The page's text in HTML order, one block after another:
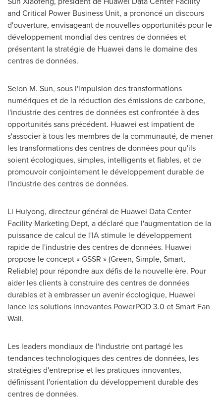
and Critical Power Business Unit, a prononcé un discours
d'ouverture, envisageant de nouvelles opportunités pour le
développement mondial des centres de données et
présentant la stratégie de Huawei dans le domaine des
centres de données.
Selon M. Sun, sous l'impulsion des transformations
numériques et de la réduction des émissions de carbone,
l'industrie des centres de données est confrontée à des
opportunités sans précédent. Huawei est impatient de
s'associer à tous les membres de la communauté, de mener
les transformations des centres de données pour qu'ils
soient écologiques, simples, intelligents et fiables, et de
promouvoir conjointement le développement durable de
l'industrie des centres de données.
Li Huiyong, directeur général de Huawei Data Center
Facility Marketing Dept, a déclaré que l'augmentation de la
puissance de calcul de l'IA stimule le développement
rapide de l'industrie des centres de données. Huawei
propose le concept « GSSR » (Green, Simple, Smart,
Reliable) pour répondre aux défis de la nouvelle ère. Pour
aider les clients à construire des centres de données
durables et à embrasser un avenir écologique, Huawei
lance les solutions innovantes PowerPOD 3.0 et Smart Fan
Wall.
Les leaders mondiaux de l'industrie ont partagé les
tendances technologiques des centres de données, les
stratégies d'entreprise et les pratiques innovantes,
définissant l'orientation du développement durable des
centres de données.